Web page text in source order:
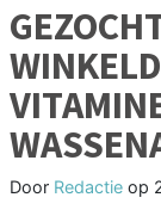
Door Redactie op